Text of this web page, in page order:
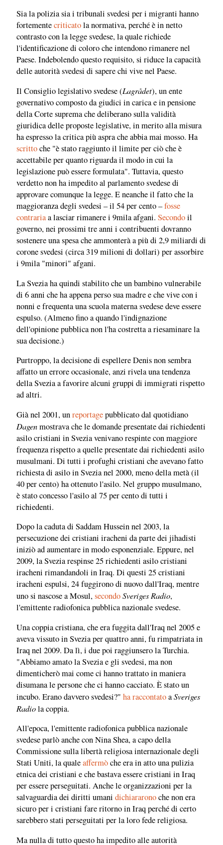
Sia la polizia sia i tribunali svedesi per i migranti hanno
fortementecriticatola normativa, perché è in netto
contrasto con la legge svedese, la quale richiede
l'identificazione di coloro che intendono rimanere nel
Paese. Indebolendo questo requisito, si riduce la capacità
delle autorità svedesi di sapere chi vive nel Paese.
Il Consiglio legislativo svedese (Lagrådet), un ente
governativo composto da giudici in carica e in pensione
della Corte suprema che deliberano sulla validità
giuridica delle proposte legislative, in merito alla misura
ha espresso la critica più aspra che abbia mai mosso. Ha
scrittoche "è stato raggiunto il limite per ciò che è
accettabile per quanto riguarda il modo in cui la
legislazione può essere formulata". Tuttavia, questo
verdetto non ha impedito al parlamento svedese di
approvare comunque la legge. E neanche il fatto che la
maggioranza degli svedesi – il 54 per cento –fosse
contrariaa lasciar rimanere i 9mila afgani. Secondoil
governo, nei prossimi tre anni i contribuenti dovranno
sostenere una spesa che ammonterà a più di 2,9 miliardi di
corone svedesi (circa 319 milioni di dollari) per assorbire
i 9mila "minori" afgani.
La Svezia ha quindi stabilito che un bambino vulnerabile
di 6 anni che ha appena perso sua madre e che vive con i
nonni e frequenta una scuola materna svedese deve essere
espulso. (Almeno fino a quando l'indignazione
dell'opinione pubblica non l'ha costretta a riesaminare la
sua decisione.)
Purtroppo, la decisione di espellere Denis non sembra
affatto un errore occasionale, anzi rivela una tendenza
della Svezia a favorire alcuni gruppi di immigrati rispetto
ad altri.
Già nel 2001, unreportagepubblicato dal quotidiano
Dagenmostrava che le domande presentate dai richiedenti
asilo cristiani in Svezia venivano respinte con maggiore
frequenza rispetto a quelle presentate dai richiedenti asilo
musulmani. Di tutti i profughi cristiani che avevano fatto
richiesta di asilo in Svezia nel 2000, meno della metà (il
40 per cento) ha ottenuto l'asilo. Nel gruppo musulmano,
è stato concesso l'asilo al 75 per cento di tutti i
richiedenti.
Dopo la caduta di Saddam Hussein nel 2003, la
persecuzione dei cristiani iracheni da parte dei jihadisti
iniziò ad aumentare in modo esponenziale. Eppure, nel
2009, la Svezia respinse 25 richiedenti asilo cristiani
iracheni rimandandoli in Iraq. Di questi 25 cristiani
iracheni espulsi, 24 fuggirono di nuovo dall'Iraq, mentre
uno si nascose a Mosul,secondoSveriges Radio,
l'emittente radiofonica pubblica nazionale svedese.
Una coppia cristiana, che era fuggita dall'Iraq nel 2005 e
aveva vissuto in Svezia per quattro anni, fu rimpatriata in
Iraq nel 2009. Da lì, i due poi raggiunsero la Turchia.
"Abbiamo amato la Svezia e gli svedesi, ma non
dimenticherò mai come ci hanno trattato in maniera
disumana le persone che ci hanno cacciato. È stato un
incubo. Erano davvero svedesi?" ha raccontatoaSveriges
Radiola coppia.
All'epoca, l'emittente radiofonica pubblica nazionale
svedese parlò anche con Nina Shea, a capo della
Commissione sulla libertà religiosa internazionale degli
Stati Uniti, la qualeaffermòche era in atto una pulizia
etnica dei cristiani e che bastava essere cristiani in Iraq
per essere perseguitati. Anche le organizzazioni per la
salvaguardia dei diritti umani dichiararonoche non era
sicuro per i cristiani fare ritorno in Iraq perché di certo
sarebbero stati perseguitati per la loro fede religiosa.
Ma nulla di tutto questo ha impedito alle autorità